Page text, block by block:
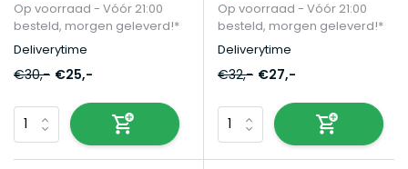
Op voorraad - Vóór 21:00
besteld, morgen geleverd!*
Deliverytime
€30,- €25,-
Op voorraad - Vóór 21:00
besteld, morgen geleverd!*
Deliverytime
€32,- €27,-